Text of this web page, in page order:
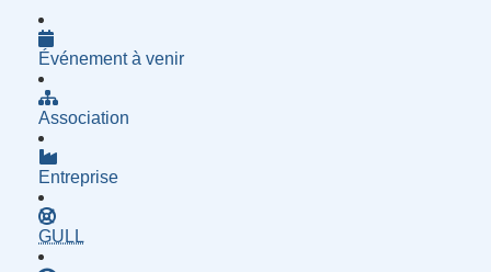
Événement à venir
Association
Entreprise
GULL